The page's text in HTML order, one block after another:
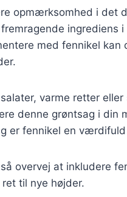
opmærksomhed i det
ingrediens
med fennikel kan
varme retter eller
denne grøntsag i din
er fennikel en
overvej at inkludere
til nye højder.